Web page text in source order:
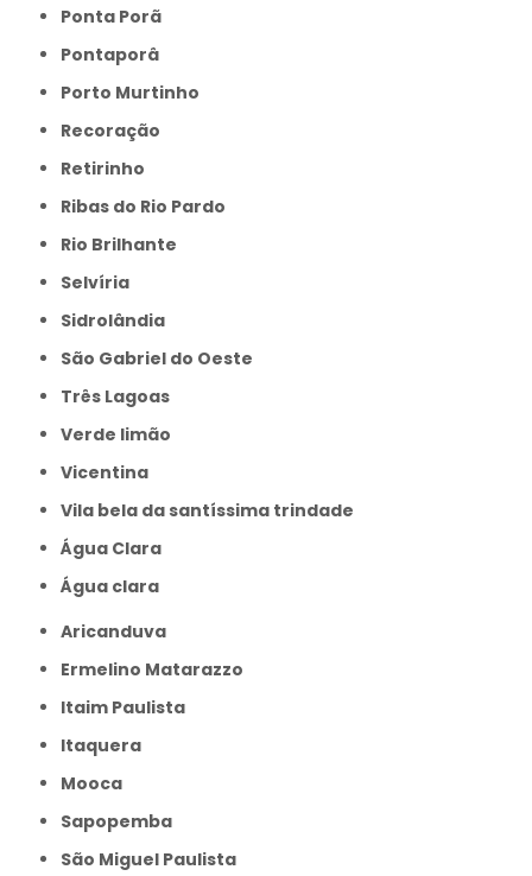
Ponta Porã
Pontaporâ
Porto Murtinho
Recoração
Retirinho
Ribas do Rio Pardo
Rio Brilhante
Selvíria
Sidrolândia
São Gabriel do Oeste
Três Lagoas
Verde limão
Vicentina
Vila bela da santíssima trindade
Água Clara
Água clara
Aricanduva
Ermelino Matarazzo
Itaim Paulista
Itaquera
Mooca
Sapopemba
São Miguel Paulista